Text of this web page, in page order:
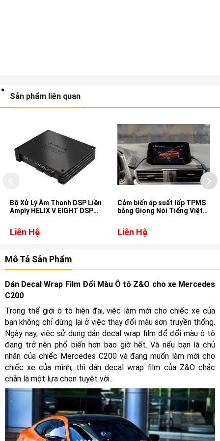
Sản phẩm liên quan
Bộ Xử Lý Âm Thanh DSP Liền
Amply HELIX V EIGHT DSP
Liên Hệ
Cảm biến áp suất lốp TPMS
bằng Giọng Nói Tiếng Việt
Liên Hệ
Mô Tả Sản Phẩm
Dán Decal Wrap Film Đổi Màu Ô tô Z&O cho xe Mercedes
C200
Trong thế giới ô tô hiện đại, việc làm mới cho chiếc xe của
bạn không chỉ dừng lại ở việc thay đổi màu sơn truyền thống.
Ngày nay, việc sử dụng dán decal wrap film để đổi màu ô tô
đang trở nên phổ biến hơn bao giờ hết. Và nếu bạn là chủ
nhân của chiếc Mercedes C200 và đang muốn làm mới cho
chiếc xe của mình, thì dán decal wrap film của Z&O chắc
chắn là một lựa chọn tuyệt vời.